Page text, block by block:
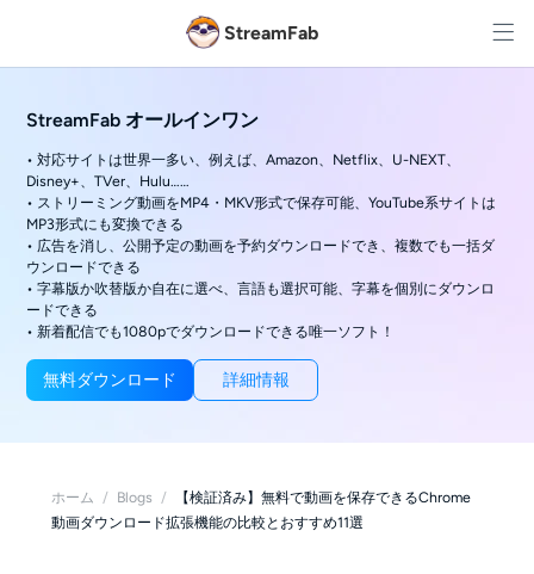
StreamFab
StreamFab オールインワン
• 対応サイトは世界一多い、例えば、Amazon、Netflix、U-NEXT、
Disney+、TVer、Hulu……
• ストリーミング動画をMP4・MKV形式で保存可能、YouTube系サイトは
MP3形式にも変換できる
• 広告を消し、公開予定の動画を予約ダウンロードでき、複数でも一括ダ
ウンロードできる
• 字幕版か吹替版か自在に選べ、言語も選択可能、字幕を個別にダウンロ
ードできる
• 新着配信でも1080pでダウンロードできる唯一ソフト！
無料ダウンロード 詳細情報
ホーム / Blogs /
【検証済み】無料で動画を保存できるChrome
動画ダウンロード拡張機能の比較とおすすめ11選